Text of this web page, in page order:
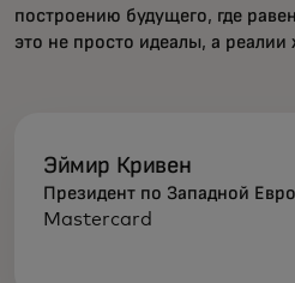
построению будущего, где
это не просто идеалы, а реалии
Эймир Кривен
Президент по Западной
Mastercard